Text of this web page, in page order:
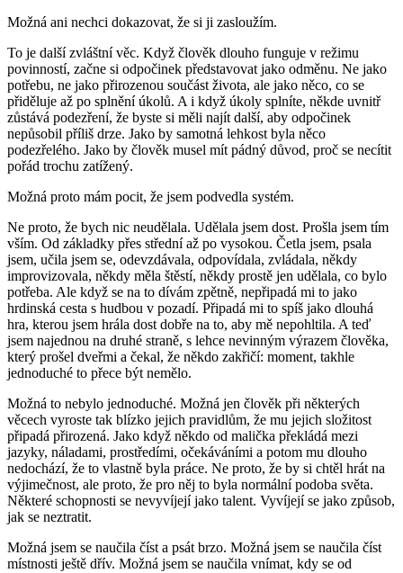
Možná ani nechci dokazovat, že si ji zasloužím.
To je další zvláštní věc. Když člověk dlouho funguje v režimu
povinností, začne si odpočinek představovat jako odměnu. Ne jako
potřebu, ne jako přirozenou součást života, ale jako něco, co se
přiděluje až po splnění úkolů. A i když úkoly splníte, někde uvnitř
zůstává podezření, že byste si měli najít další, aby odpočinek
nepůsobil příliš drze. Jako by samotná lehkost byla něco
podezřelého. Jako by člověk musel mít pádný důvod, proč se necítit
pořád trochu zatížený.
Možná proto mám pocit, že jsem podvedla systém.
Ne proto, že bych nic neudělala. Udělala jsem dost. Prošla jsem tím
vším. Od základky přes střední až po vysokou. Četla jsem, psala
jsem, učila jsem se, odevzdávala, odpovídala, zvládala, někdy
improvizovala, někdy měla štěstí, někdy prostě jen udělala, co bylo
potřeba. Ale když se na to dívám zpětně, nepřipadá mi to jako
hrdinská cesta s hudbou v pozadí. Připadá mi to spíš jako dlouhá
hra, kterou jsem hrála dost dobře na to, aby mě nepohltila. A teď
jsem najednou na druhé straně, s lehce nevinným výrazem člověka,
který prošel dveřmi a čekal, že někdo zakřičí: moment, takhle
jednoduché to přece být nemělo.
Možná to nebylo jednoduché. Možná jen člověk při některých
věcech vyroste tak blízko jejich pravidlům, že mu jejich složitost
připadá přirozená. Jako když někdo od malička překládá mezi
jazyky, náladami, prostředími, očekáváními a potom mu dlouho
nedochází, že to vlastně byla práce. Ne proto, že by si chtěl hrát na
výjimečnost, ale proto, že pro něj to byla normální podoba světa.
Některé schopnosti se nevyvíjejí jako talent. Vyvíjejí se jako způsob,
jak se neztratit.
Možná jsem se naučila číst a psát brzo. Možná jsem se naučila číst
místnosti ještě dřív. Možná jsem se naučila vnímat, kdy se od